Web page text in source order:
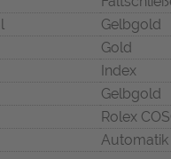
Gelbgold
Gold
Index
Gelbgold
Rolex
Automatik